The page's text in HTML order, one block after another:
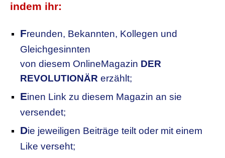
indem ihr:
Freunden, Bekannten, Kollegen und
Gleichgesinnten
von diesem OnlineMagazin DER
REVOLUTIONÄR erzählt;
Einen Link zu diesem Magazin an sie
versendet;
Die jeweiligen Beiträge teilt oder mit einem
Like verseht;